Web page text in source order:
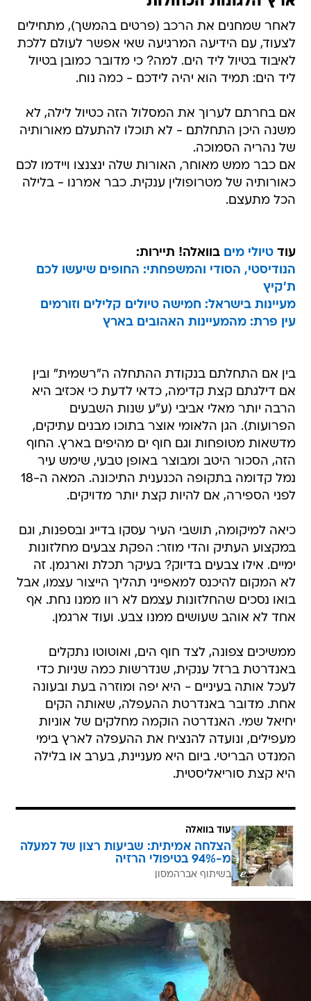
לאחר שמחנים את הרכב (פרטים בהמשך), מתחילים
לצעוד, עם הידיעה המרגיעה שאי אפשר לעולם ללכת
לאיבוד בטיול ליד הים. למה? כי מדובר כמובן בטיול
ליד הים: תמיד הוא יהיה לידכם - כמה נוח.
אם בחרתם לערוך את המסלול הזה כטיול לילה, לא
משנה היכן התחלתם - לא תוכלו להתעלם מאורותיה
של נהריה הסמוכה.
אם כבר ממש מאוחר, האורות שלה ינצנצו ויידמו לכם
כאורותיה של מטרופולין ענקית. כבר אמרנו - בלילה
הכל מתעצם.
עוד טיולי מים בוואלה! תיירות:
הנודיסטי, הסודי והמשפחתי: החופים שיעשו לכם
ת'קיץ
מעיינות בישראל: חמישה טיולים קלילים וזורמים
עין פרת: מהמעיינות האהובים בארץ
בין אם התחלתם בנקודת ההתחלה ה"רשמית" ובין
אם דילגתם קצת קדימה, כדאי לדעת כי אכזיב היא
הרבה יותר מאלי אביבי (ע"ע שנות השבעים
הפרועות). הגן הלאומי אוצר בתוכו מבנים עתיקים,
מדשאות מטופחות וגם חוף ים מהיפים בארץ. החוף
הזה, הסכור היטב ומבוצר באופן טבעי, שימש עיר
נמל קדומה בתקופה הכנענית התיכונה. המאה ה-18
לפני הספירה, אם להיות קצת יותר מדויקים.
כיאה למיקומה, תושבי העיר עסקו בדייג ובספנות, וגם
במקצוע העתיק והדי מוזר: הפקת צבעים מחלזונות
ימיים. אילו צבעים בדיוק? בעיקר תכלת וארגמן. זה
לא המקום להיכנס למאפייני תהליך הייצור עצמו, אבל
בואו נסכים שהחלזונות עצמם לא רוו ממנו נחת. אף
אחד לא אוהב שעושים ממנו צבע. ועוד ארגמן.
ממשיכים צפונה, לצד חוף הים, ואוטוטו נתקלים
באנדרטת ברזל ענקית, שנדרשות כמה שניות כדי
לעכל אותה בעיניים - היא יפה ומוזרה בעת ובעונה
אחת. מדובר באנדרטת ההעפלה, שאותה הקים
יחיאל שמי. האנדרטה הוקמה מחלקים של אוניות
מעפילים, ונועדה להנציח את ההעפלה לארץ בימי
המנדט הבריטי. ביום היא מעניינת, בערב או בלילה
היא קצת סוריאליסטית.
עוד בוואלה
הצלחה אמיתית: שביעות רצון של למעלה
מ-94% בטיפולי הרזיה
בשיתוף אברהמסון